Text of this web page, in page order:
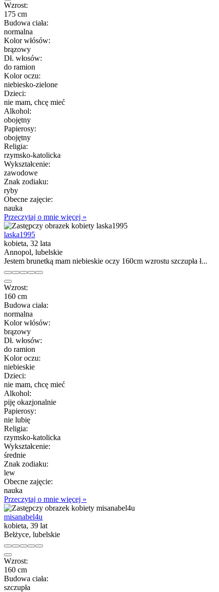
Wzrost:
175 cm
Budowa ciała:
normalna
Kolor włósów:
brązowy
Dł. włosów:
do ramion
Kolor oczu:
niebiesko-zielone
Dzieci:
nie mam, chcę mieć
Alkohol:
obojętny
Papierosy:
obojętny
Religia:
rzymsko-katolicka
Wykształcenie:
zawodowe
Znak zodiaku:
ryby
Obecne zajęcie:
nauka
Przeczytaj o mnie więcej »
laska1995
kobieta, 32 lata
Annopol, lubelskie
Jestem brunetką mam niebieskie oczy 160cm wzrostu szczupła ł...
Wzrost:
160 cm
Budowa ciała:
normalna
Kolor włósów:
brązowy
Dł. włosów:
do ramion
Kolor oczu:
niebieskie
Dzieci:
nie mam, chcę mieć
Alkohol:
piję okazjonalnie
Papierosy:
nie lubię
Religia:
rzymsko-katolicka
Wykształcenie:
średnie
Znak zodiaku:
lew
Obecne zajęcie:
nauka
Przeczytaj o mnie więcej »
misanabel4u
kobieta, 39 lat
Bełżyce, lubelskie
Wzrost:
160 cm
Budowa ciała:
szczupła